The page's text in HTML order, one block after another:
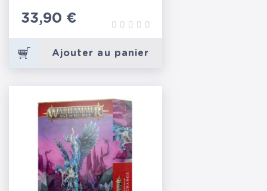
Prix
33,90 €
Ajouter au panier